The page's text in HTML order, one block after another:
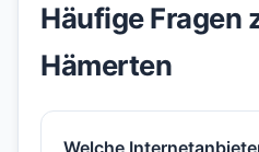
Häufige Fragen
Hämerten